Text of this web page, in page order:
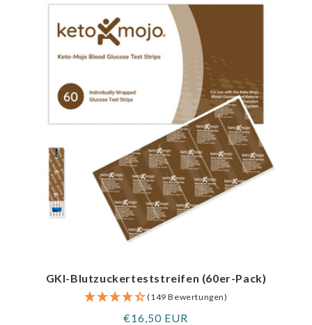
GKI-Blutzuckerteststreifen (60er-Pack)
(149 Bewertungen)
Regulärer
€16,50 EUR